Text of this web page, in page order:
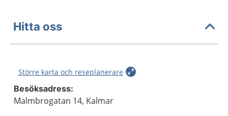
Hitta oss
Större karta och reseplanerare
Besöksadress:
Malmbrogatan 14, Kalmar